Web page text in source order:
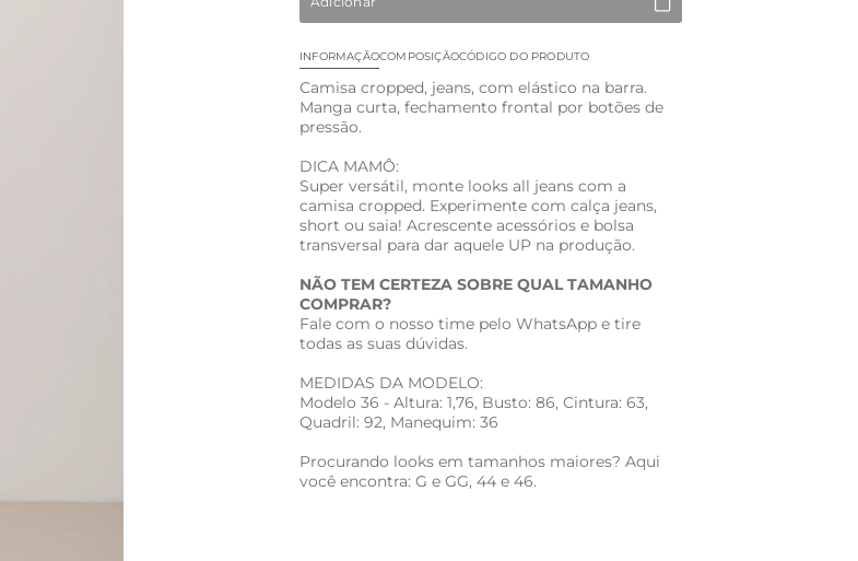
INFORMAÇÃOCOMPOSIÇÃOCÓDIGO DO PRODUTO
Camisa cropped, jeans, com elástico na barra.
Manga curta, fechamento frontal por botões de
pressão.
DICA MAMÔ:
Super versátil, monte looks all jeans com a
camisa cropped. Experimente com calça jeans,
short ou saia! Acrescente acessórios e bolsa
transversal para dar aquele UP na produção.
NÃO TEM CERTEZA SOBRE QUAL TAMANHO
COMPRAR?
Fale com o nosso time pelo WhatsApp e tire
todas as suas dúvidas.
MEDIDAS DA MODELO:
Modelo 36 - Altura: 1,76, Busto: 86, Cintura: 63,
Quadril: 92, Manequim: 36
Procurando looks em tamanhos maiores? Aqui
você encontra: G e GG, 44 e 46.